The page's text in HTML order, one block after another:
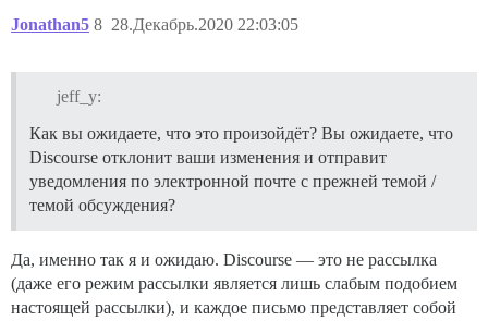
Jonathan5 28.Декабрь.2020 22:03:05
8
jeff_y:
Как вы ожидаете, что это произойдёт? Вы ожидаете, что
Discourse отклонит ваши изменения и отправит
уведомления по электронной почте с прежней темой /
темой обсуждения?
Да, именно так я и ожидаю. Discourse — это не рассылка
(даже его режим рассылки является лишь слабым подобием
настоящей рассылки), и каждое письмо представляет собой